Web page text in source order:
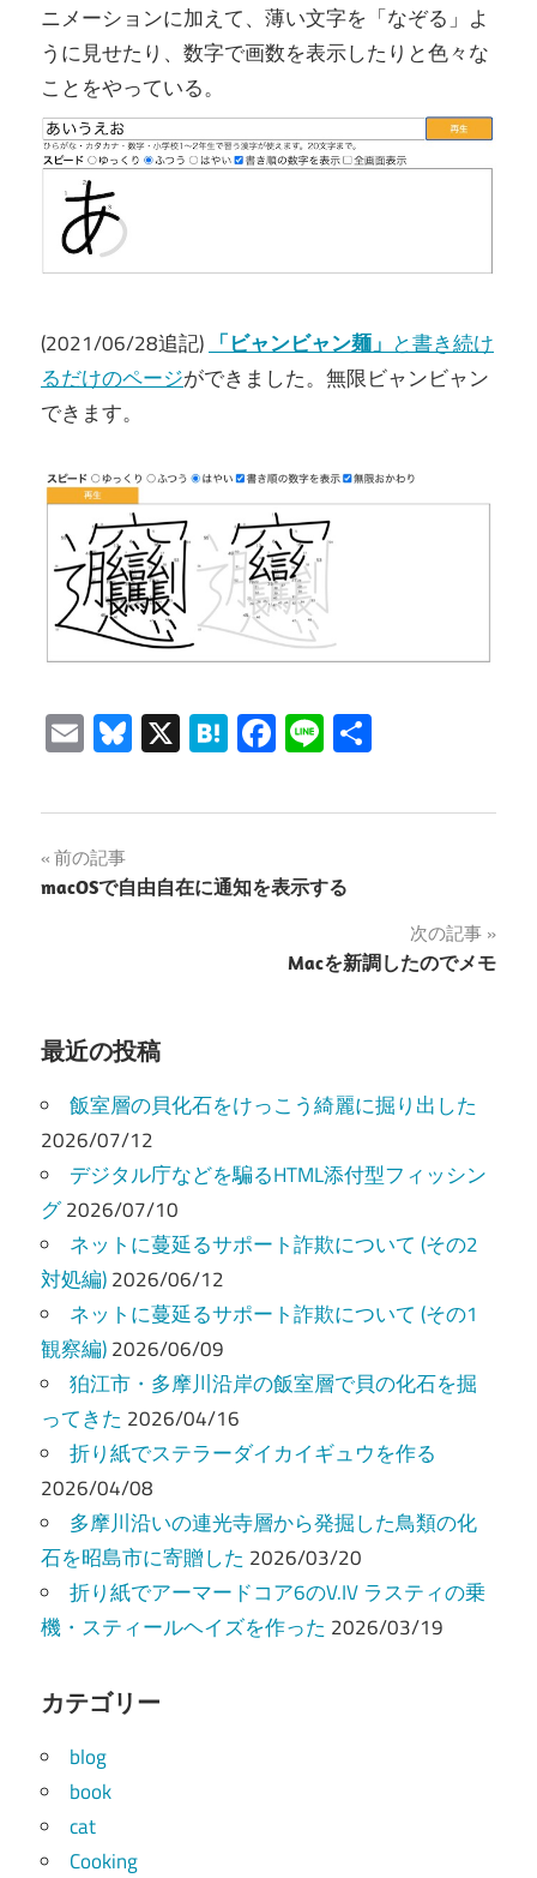
ニメーションに加えて、薄い文字を「なぞる」よ
うに見せたり、数字で画数を表示したりと色々な
ことをやっている。
(2021/06/28追記) 「ビャンビャン麺」 と書き続け
るだけのページができました。無限ビャンビャン
できます。
EmailBluesky
X Hatena
Facebook
Line
投
稿
ゲ
ー
シ
ョ
ン
前の記事
macOSで自由自在に通知を表示する
次の記事
Macを新調したのでメモ
最近の投稿
飯室層の貝化石をけっこう綺麗に掘り出した
2026/07/12
デジタル庁などを騙るHTML添付型フィッシン
グ2026/07/10
ネットに蔓延るサポート詐欺について (その2
対処編)2026/06/12
ネットに蔓延るサポート詐欺について (その1
観察編)2026/06/09
狛江市・多摩川沿岸の飯室層で貝の化石を掘
ってきた 2026/04/16
折り紙でステラーダイカイギュウを作る
2026/04/08
多摩川沿いの連光寺層から発掘した鳥類の化
石を昭島市に寄贈した 2026/03/20
折り紙でアーマードコア6のV.IV ラスティの乗
機・スティールヘイズを作った 2026/03/19
カテゴリー
blog
book
cat
Cooking